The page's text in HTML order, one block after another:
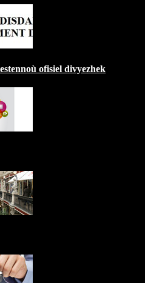
ofisiel divyezhek